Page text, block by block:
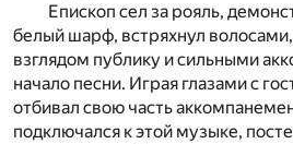
Епископ сел за рояль,
белый шарф, встряхнул
взглядом публику и сильными
начало песни. Играя глазами с
отбивал свою часть
подключался к этой музыке,